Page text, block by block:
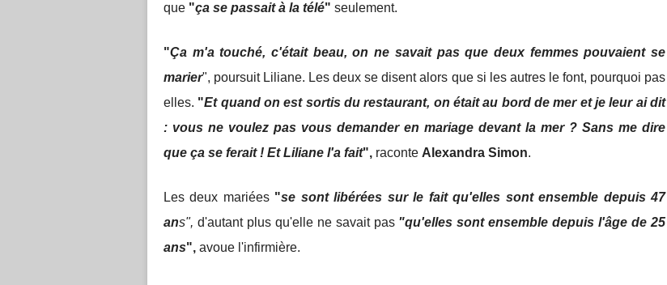
que "ça se passait à la télé" seulement.
"Ça m'a touché, c'était beau, on ne savait pas que deux femmes pouvaient se
marier", poursuit Liliane. Les deux se disent alors que si les autres le font, pourquoi pas
elles. "Et quand on est sortis du restaurant, on était au bord de mer et je leur ai dit
: vous ne voulez pas vous demander en mariage devant la mer ? Sans me dire
que ça se ferait ! Et Liliane l'a fait", raconte Alexandra Simon.
Les deux mariées "se sont libérées sur le fait qu'elles sont ensemble depuis 47
ans", d'autant plus qu'elle ne savait pas "qu'elles sont ensemble depuis l'âge de 25
ans", avoue l'infirmière.